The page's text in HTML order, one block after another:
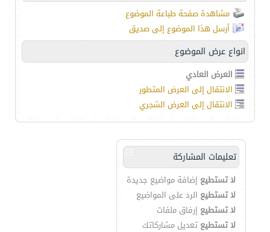
مشاهدة صفحة طباعة الموضوع
أرسل هذا الموضوع إلى صديق
انواع عرض الموضوع
العرض العادي
الانتقال إلى العرض المتطور
الانتقال إلى العرض الشجري
تعليمات المشاركة
لا تستطيع إضافة مواضيع جديدة
لا تستطيع الرد على المواضيع
لا تستطيع إرفاق ملفات
لا تستطيع تعديل مشاركاتك